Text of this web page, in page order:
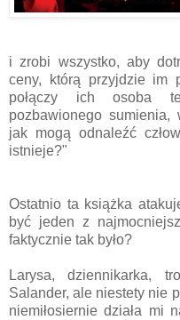
i zrobi wszystko, aby
ceny, którą przyjdzie im
połączy ich osoba
pozbawionego sumienia,
jak mogą odnaleźć
istnieje?"
Ostatnio ta książka
być jeden z
faktycznie tak było?
Larysa, dziennikarka,
Salander, ale niestety nie
niemiłosiernie działa mi